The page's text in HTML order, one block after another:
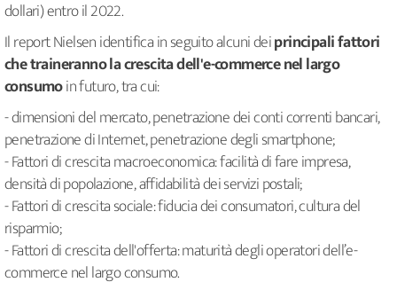
dollari) entro il 2022.
Il report Nielsen identifica in seguito alcuni deiprincipali fattori
che traineranno la crescita dell'e-commerce nel largo
consumoin futuro, tra cui:
- dimensioni del mercato, penetrazione dei conti correnti bancari,
penetrazione di Internet, penetrazione degli smartphone;
- Fattori di crescita macroeconomica: facilità di fare impresa,
densità di popolazione, affidabilità dei servizi postali;
- Fattori di crescita sociale: fiducia dei consumatori, cultura del
risparmio;
- Fattori di crescita dell'offerta: maturità degli operatori dell’e-
commerce nel largo consumo.